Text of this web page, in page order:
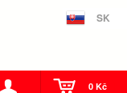
SK
0 Kč